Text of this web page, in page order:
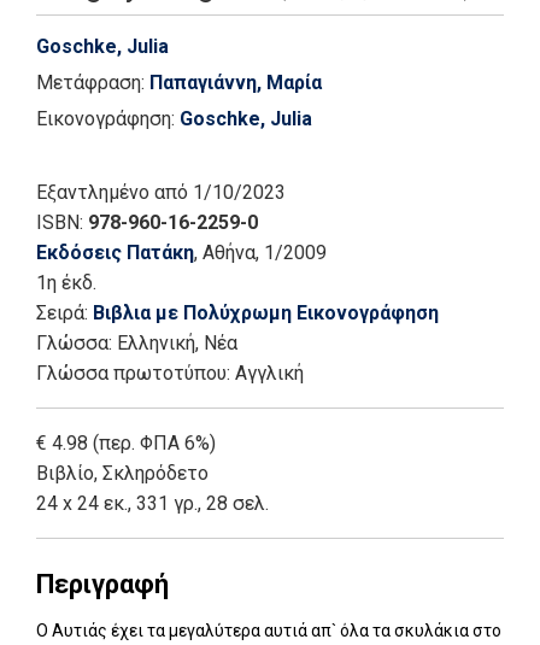
Goschke, Julia
Μετάφραση: Παπαγιάννη, Μαρία
Εικονογράφηση: Goschke, Julia
Εξαντλημένο από 1/10/2023
ISBN: 978-960-16-2259-0
Εκδόσεις Πατάκη, Αθήνα, 1/2009
1η έκδ.
Σειρά: Βιβλια με Πολύχρωμη Εικονογράφηση
Γλώσσα: Ελληνική, Νέα
Γλώσσα πρωτοτύπου: Αγγλική
€ 4.98 (περ. ΦΠΑ 6%)
Βιβλίο, Σκληρόδετο
24 x 24 εκ., 331 γρ., 28 σελ.
Περιγραφή
Ο Αυτιάς έχει τα μεγαλύτερα αυτιά απ` όλα τα σκυλάκια στο